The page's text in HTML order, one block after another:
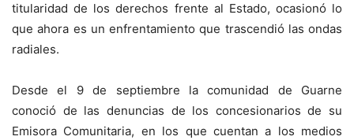
titularidad de los derechos frente al Estado, ocasionó lo
que ahora es un enfrentamiento que trascendió las ondas
radiales.
Desde el 9 de septiembre la comunidad de Guarne
conoció de las denuncias de los concesionarios de su
Emisora Comunitaria, en los que cuentan a los medios